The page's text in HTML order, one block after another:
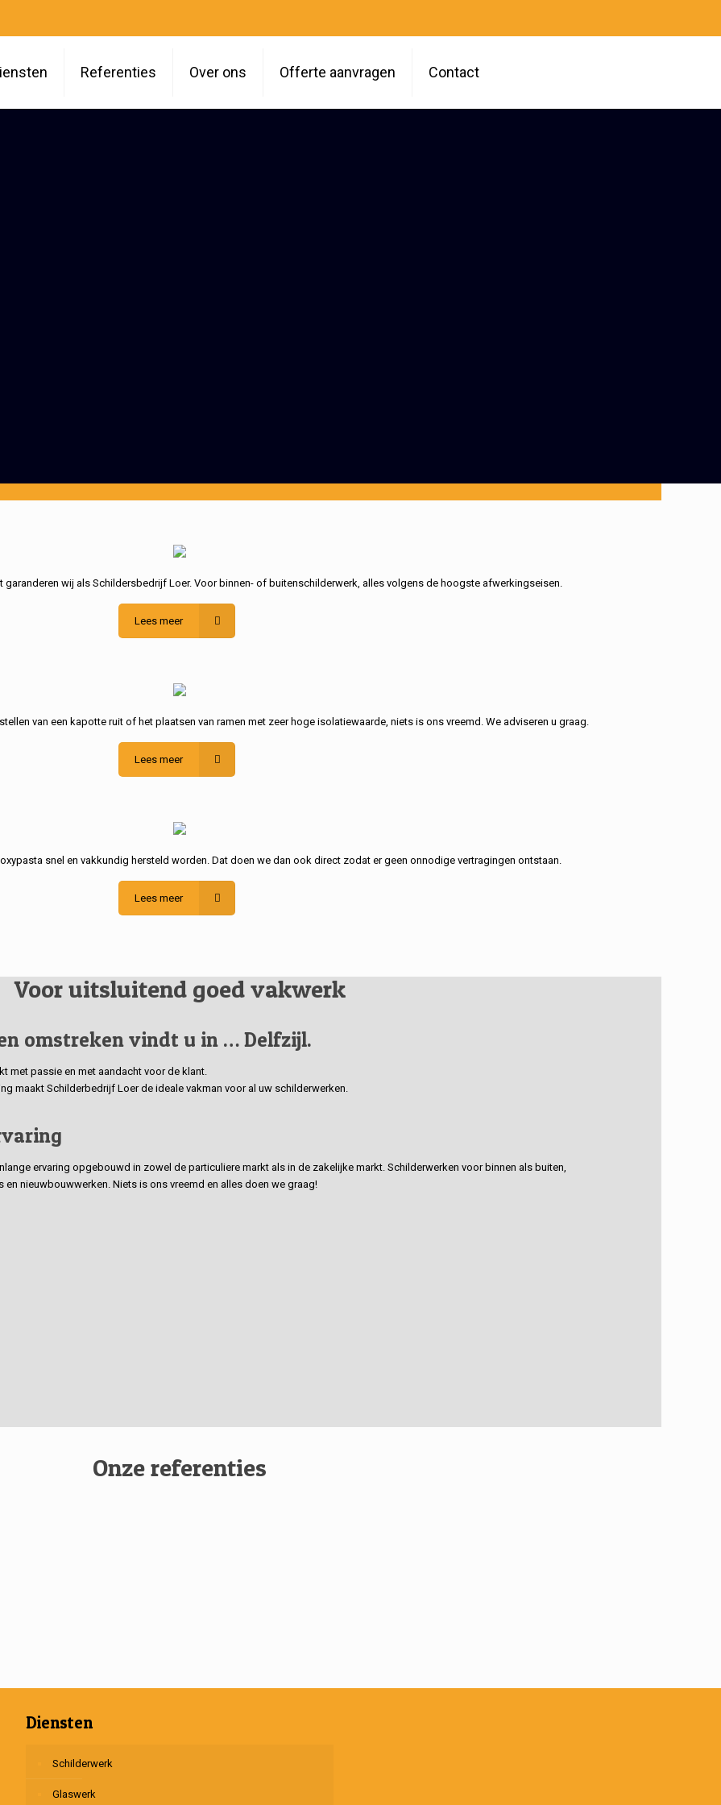
Referenties Over ons Offerte aanvragen Contact
garanderen wij als Schildersbedrijf Loer. Voor binnen- of buitenschilderwerk, alles volgens de hoogste afwerkingseisen.
Lees meer
van een kapotte ruit of het plaatsen van ramen met zeer hoge isolatiewaarde, niets is ons vreemd. We adviseren u graag.
Lees meer
snel en vakkundig hersteld worden. Dat doen we dan ook direct zodat er geen onnodige vertragingen ontstaan.
Lees meer
Voor uitsluitend goed vakwerk
omstreken vindt u in … Delfzijl.
met passie en met aandacht voor de klant.
maakt Schilderbedrijf Loer de ideale vakman voor al uw schilderwerken.
ervaring opgebouwd in zowel de particuliere markt als in de zakelijke markt. Schilderwerken voor binnen als buiten,
nieuwbouwwerken. Niets is ons vreemd en alles doen we graag!
Onze referenties
Diensten
Schilderwerk
Glaswerk